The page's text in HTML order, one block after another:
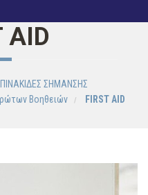
AID
ΠΙΝΑΚΙΔΕΣ ΣΗΜΑΝΣΗΣ
Βοηθειών FIRST AID